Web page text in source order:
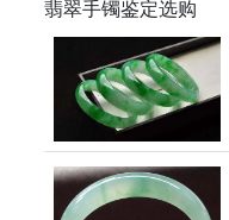
翡翠手镯鉴定选购